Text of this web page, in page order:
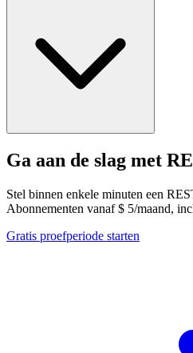
Ga aan de slag met
Stel binnen enkele minuten een
Abonnementen vanaf $ 5/maand,
Gratis proefperiode starten